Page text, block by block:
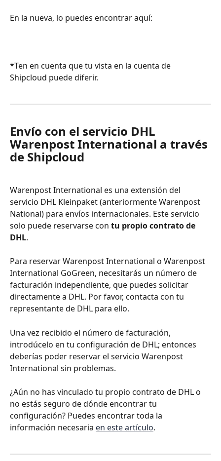
En la nueva, lo puedes encontrar aquí:
*Ten en cuenta que tu vista en la cuenta de
Shipcloud puede diferir.
Envío con el servicio DHL
Warenpost International a través
de Shipcloud
Warenpost International es una extensión del
servicio DHL Kleinpaket (anteriormente Warenpost
National) para envíos internacionales. Este servicio
solo puede reservarse con tu propio contrato de
DHL.
Para reservar Warenpost International o Warenpost
International GoGreen, necesitarás un número de
facturación independiente, que puedes solicitar
directamente a DHL. Por favor, contacta con tu
representante de DHL para ello.
Una vez recibido el número de facturación,
introdúcelo en tu configuración de DHL; entonces
deberías poder reservar el servicio Warenpost
International sin problemas.
¿Aún no has vinculado tu propio contrato de DHL o
no estás seguro de dónde encontrar tu
configuración? Puedes encontrar toda la
información necesaria en este artículo.